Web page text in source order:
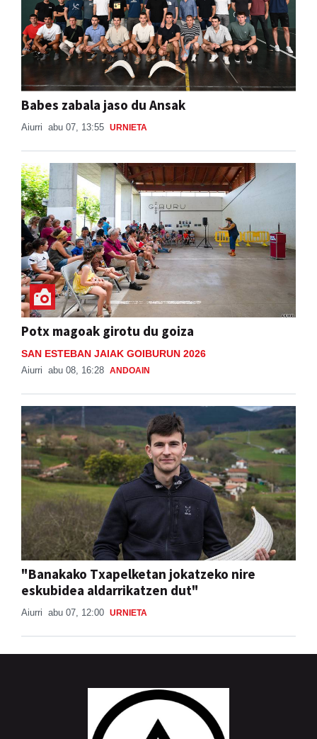
Babes zabala jaso du Ansak
Aiurri abu 07, 13:55 URNIETA
Potx magoak girotu du goiza
SAN ESTEBAN JAIAK GOIBURUN 2026
Aiurri abu 08, 16:28 ANDOAIN
"Banakako Txapelketan jokatzeko nire
eskubidea aldarrikatzen dut"
Aiurri abu 07, 12:00 URNIETA